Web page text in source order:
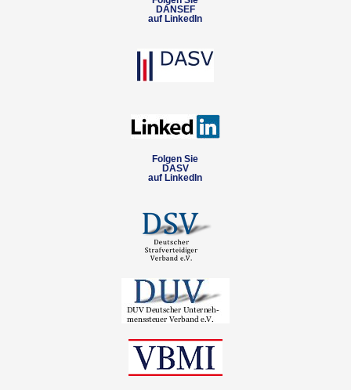
DANSEF
auf LinkedIn
Folgen Sie
DASV
auf LinkedIn